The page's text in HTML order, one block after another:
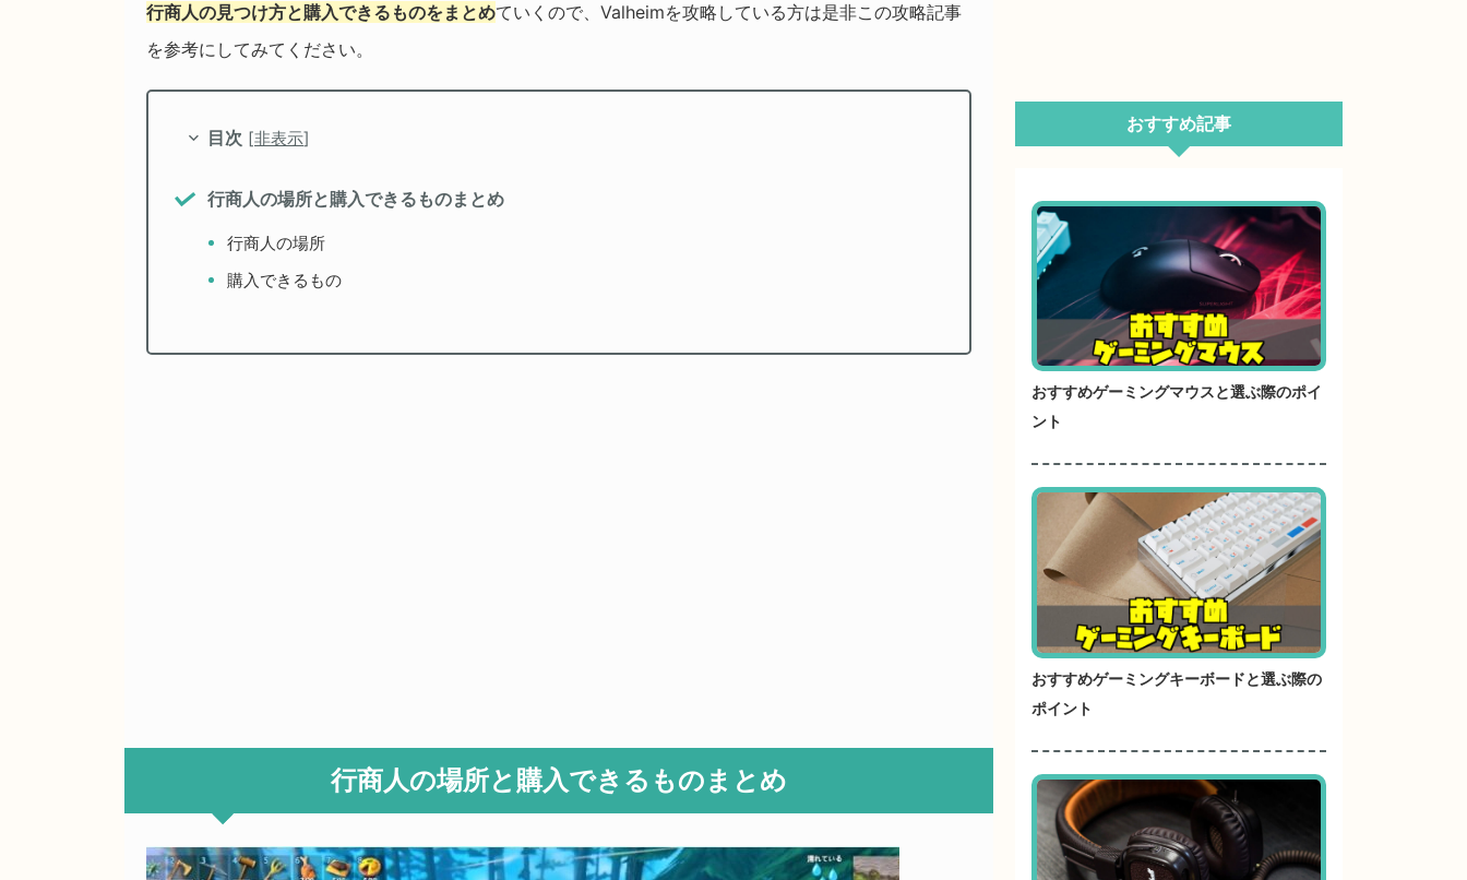
行商人の見つけ方と購入できるものをまとめていくので、Valheimを攻略している方は是非この攻略記事
を参考にしてみてください。
目次 [非表示]
行商人の場所と購入できるものまとめ
行商人の場所
購入できるもの
行商人の場所と購入できるものまとめ
おすすめ記事
おすすめゲーミングマウスと選ぶ際のポイ
ント
おすすめゲーミングキーボードと選ぶ際の
ポイント